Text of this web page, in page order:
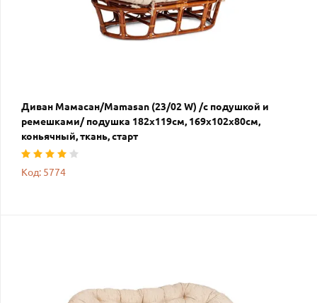
Диван Мамасан/Mamasan (23/02 W) /с подушкой и
ремешками/ подушка 182х119см, 169х102х80см,
коньячный, ткань, старт
Код: 5774